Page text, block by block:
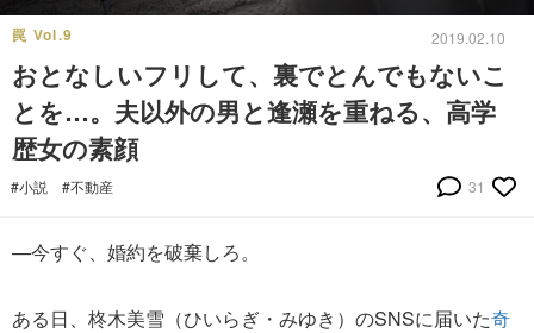
罠 Vol.9 2019.02.10
おとなしいフリして、裏でとんでもないこ
とを…。夫以外の男と逢瀬を重ねる、高学
歴女の素顔
#小説 #不動産 31
—今すぐ、婚約を破棄しろ。
ある日、柊木美雪（ひいらぎ・みゆき）のSNSに届いた奇